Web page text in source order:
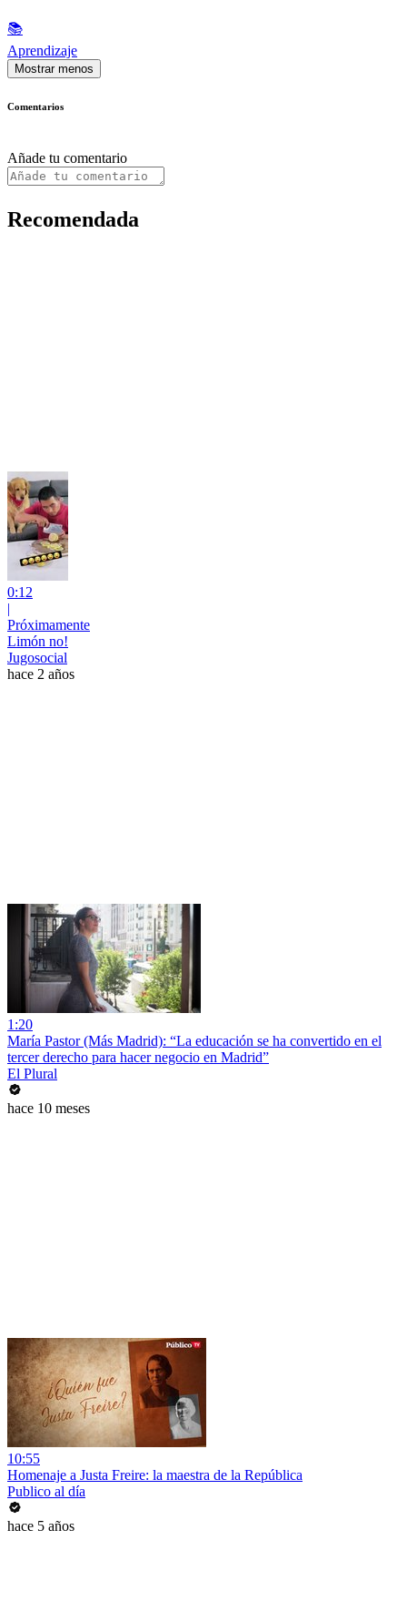
📚
Aprendizaje
Mostrar menos
Comentarios
Añade tu comentario
Recomendada
0:12
|
Próximamente
Limón no!
Jugosocial
hace 2 años
1:20
María Pastor (Más Madrid): “La educación se ha convertido en el
tercer derecho para hacer negocio en Madrid”
El Plural
hace 10 meses
10:55
Homenaje a Justa Freire: la maestra de la República
Publico al día
hace 5 años